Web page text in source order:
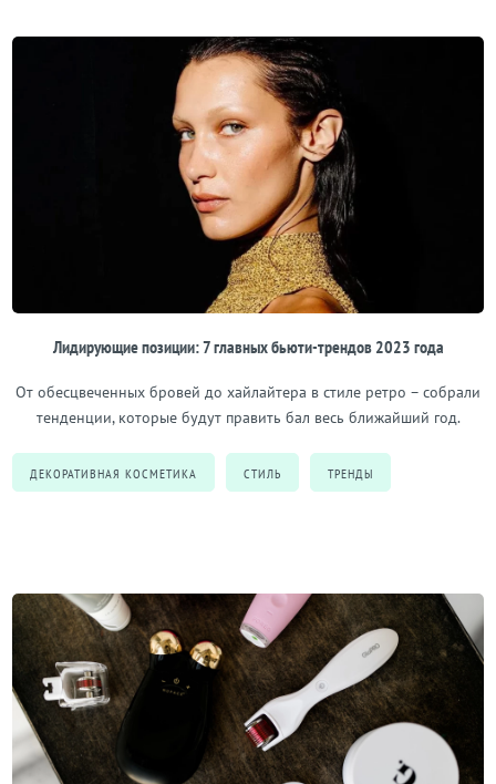
Лидирующие позиции: 7 главных бьюти-трендов 2023 года
От обесцвеченных бровей до хайлайтера в стиле ретро – собрали
тенденции, которые будут править бал весь ближайший год.
ДЕКОРАТИВНАЯ КОСМЕТИКА СТИЛЬ ТРЕНДЫ